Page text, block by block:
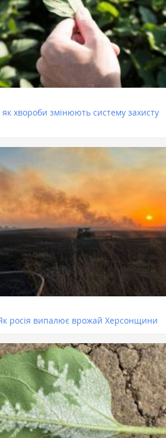
хвороби змінюють систему захисту
росія випалює врожай Херсонщини